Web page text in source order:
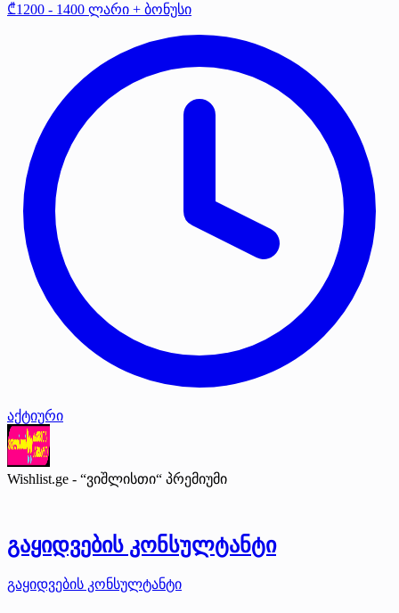
₾1200 - 1400 ლარი + ბონუსი
აქტიური
Wishlist.ge - “ვიშლისთი“ პრემიუმი
გაყიდვების კონსულტანტი
გაყიდვების კონსულტანტი